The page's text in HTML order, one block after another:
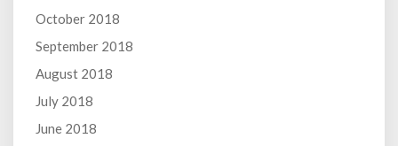
October 2018
September 2018
August 2018
July 2018
June 2018